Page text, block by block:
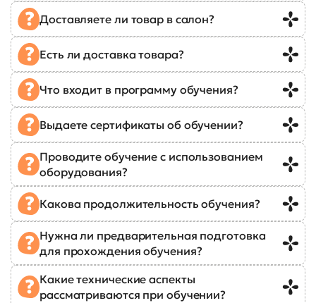
Доставляете ли товар в салон?
Есть ли доставка товара?
Что входит в программу обучения?
Выдаете сертификаты об обучении?
Проводите обучение с использованием
оборудования?
Какова продолжительность обучения?
Нужна ли предварительная подготовка
для прохождения обучения?
Какие технические аспекты
рассматриваются при обучении?